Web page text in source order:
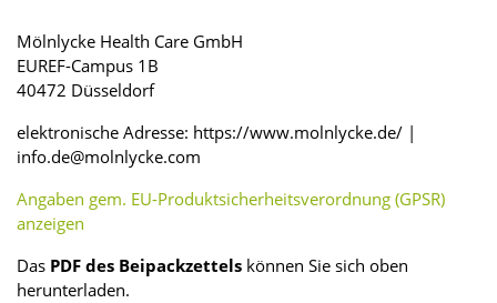
Mölnlycke Health Care GmbH
EUREF-Campus 1B
40472 Düsseldorf
elektronische Adresse: https://www.molnlycke.de/ |
info.de@molnlycke.com
Angaben gem. EU-Produktsicherheitsverordnung (GPSR)
anzeigen
Das PDF des Beipackzettels können Sie sich oben
herunterladen.